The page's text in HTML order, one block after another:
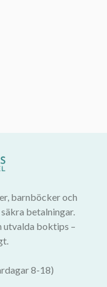
barnböcker och
betalningar.
utvalda boktips –
8-18)